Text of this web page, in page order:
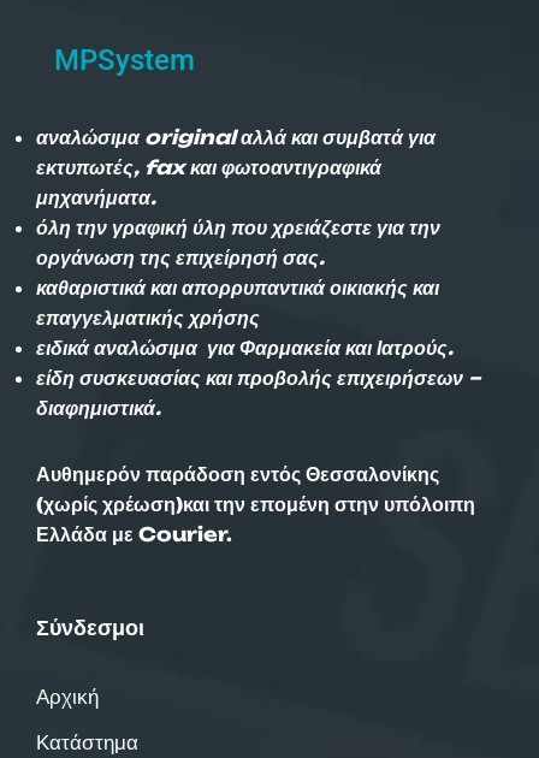
MPSystem
αναλώσιμα original αλλά και συμβατά για
εκτυπωτές, fax και φωτοαντιγραφικά
μηχανήματα.
όλη την γραφική ύλη που χρειάζεστε για την
οργάνωση της επιχείρησή σας.
καθαριστικά και απορρυπαντικά οικιακής και
επαγγελματικής χρήσης
ειδικά αναλώσιμα για Φαρμακεία και Ιατρούς.
είδη συσκευασίας και προβολής επιχειρήσεων –
διαφημιστικά.
Αυθημερόν παράδοση εντός Θεσσαλονίκης
(χωρίς χρέωση)και την επομένη στην υπόλοιπη
Ελλάδα με Courier.
Σύνδεσμοι
Αρχική
Κατάστημα